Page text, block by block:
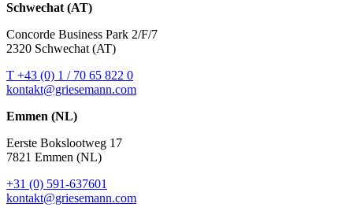
Schwechat (AT)
Concorde Business Park 2/F/7
2320 Schwechat (AT)
T +43 (0) 1 / 70 65 822 0
kontakt@griesemann.com
Emmen (NL)
Eerste Bokslootweg 17
7821 Emmen (NL)
+31 (0) 591-637601
kontakt@griesemann.com